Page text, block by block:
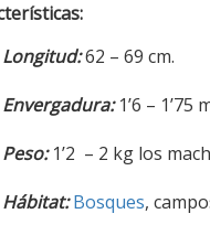
Longitud:62 – 69 cm.
Envergadura:1’6 – 1’75
Peso:1’2 – 2 kg los
Hábitat:Bosques,